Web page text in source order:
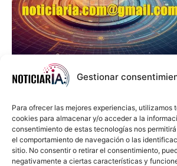
Gestionar
Para ofrecer las mejores experiencias, utilizamos
cookies para almacenar y/o acceder a la
consentimiento de estas tecnologías nos
el comportamiento de navegación o las
sitio. No consentir o retirar el consentimiento,
negativamente a ciertas características y